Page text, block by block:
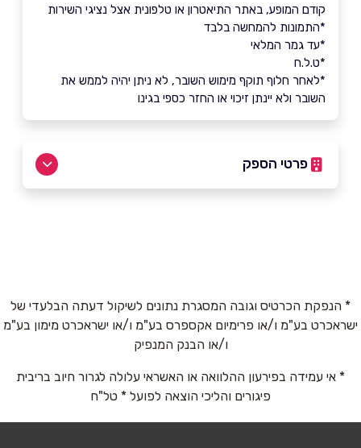
קודם המופע, באתר התיאטרון או טלפונית אצל נציגי השירות
*התמונות להמחשה בלבד
*עד גמר המלאי
*ט.ל.ח
*לאחר חלוף תוקף מימוש השובר, לא ניתן יהיה לממש את
השובר ולא יינתן זיכוי או החזר כספי בגינו
פרטי הספק
שם מלא*
טלפון*
* הנפקת הכרטיס וגובה המסגרת נתונים לשיקול דעתה הבלעדי של
ישראכרט בע"מ ו/או פרימיום אקספרס בע"מ ו/או ישראכרט מימון בע"מ
ו/או הבנק המנפיק
* אי עמידה בפירעון ההלוואה או האשראי עלולה לגרור חיוב בריבית
פיגורים והליכי הוצאה לפועל * טל"ח